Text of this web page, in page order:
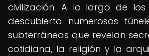
civilización. A lo largo de los
descubierto numerosos
subterráneas que revelan
cotidiana, la religión y la